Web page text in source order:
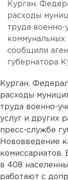
Курган.
расходы
труда военно-
коммунальных
сообщили
губернатора
Курган.
расходы
труда военно-
услуг и других
пресс-службе
Нововведение
комиссариатов.
в 408
работают с